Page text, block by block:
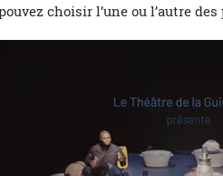
choisir l’une ou l’autre